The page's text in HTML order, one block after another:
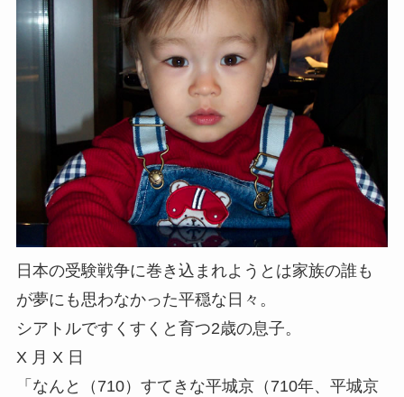
日本の受験戦争に巻き込まれようとは家族の誰も
が夢にも思わなかった平穏な日々。
シアトルですくすくと育つ2歳の息子。
X 月 X 日
「なんと（710）すてきな平城京（710年、平城京